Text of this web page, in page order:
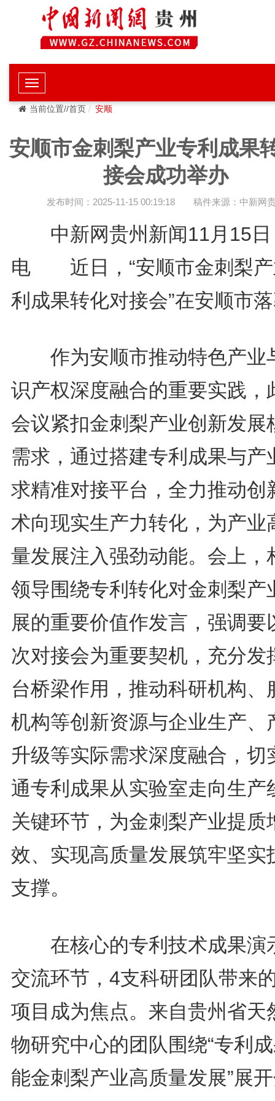
当前位置//首页 安顺
安顺市金刺梨产业专利成果
接会成功举办
发布时间：2025-11-15 00:19:18 稿件来源：中新网
中新网贵州新闻11月15日
电 近日，“安顺市金刺梨产
利成果转化对接会”在安顺市
作为安顺市推动特色产业
识产权深度融合的重要实践，
会议紧扣金刺梨产业创新发展
需求，通过搭建专利成果与产
求精准对接平台，全力推动创
术向现实生产力转化，为产业
量发展注入强劲动能。会上，
领导围绕专利转化对金刺梨产
展的重要价值作发言，强调要
次对接会为重要契机，充分发
台桥梁作用，推动科研机构、
机构等创新资源与企业生产、
升级等实际需求深度融合，切
通专利成果从实验室走向生产
关键环节，为金刺梨产业提质
效、实现高质量发展筑牢坚实
支撑。
在核心的专利技术成果演
交流环节，4支科研团队带来
项目成为焦点。来自贵州省天
物研究中心的团队围绕“专利
能金刺梨产业高质量发展”展